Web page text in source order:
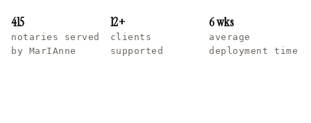
415
notaries served
by MarIAnne
12+
clients
supported
6 wks
average
deployment time